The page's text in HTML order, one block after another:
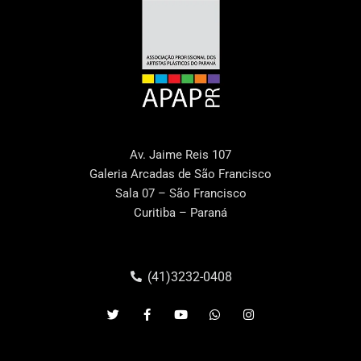
Av. Jaime Reis 107
Galeria Arcadas de São Francisco
Sala 07 – São Francisco
Curitiba – Paraná
(41)3232-0408